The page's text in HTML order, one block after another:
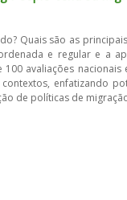
Quais são as
e regular e a
avaliações
enfatizando
de políticas de